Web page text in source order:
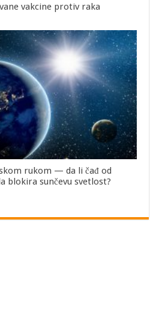
vakcine protiv raka
rukom — da li čađ od
blokira sunčevu svetlost?